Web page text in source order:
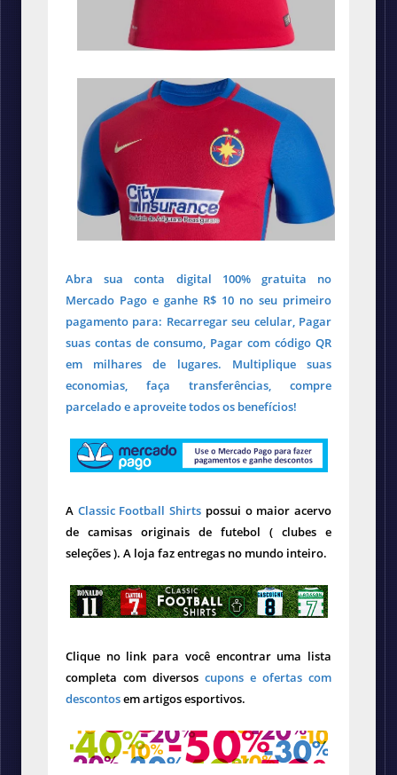
Abra sua conta digital 100% gratuita no
Mercado Pago e ganhe R$ 10 no seu primeiro
pagamento para: Recarregar seu celular, Pagar
suas contas de consumo, Pagar com código QR
em milhares de lugares. Multiplique suas
economias, faça transferências, compre
parcelado e aproveite todos os benefícios!
A Classic Football Shirts possui o maior acervo
de camisas originais de futebol ( clubes e
seleções ). A loja faz entregas no mundo inteiro.
Clique no link para você encontrar uma lista
completa com diversos cupons e ofertas com
descontosem artigos esportivos.